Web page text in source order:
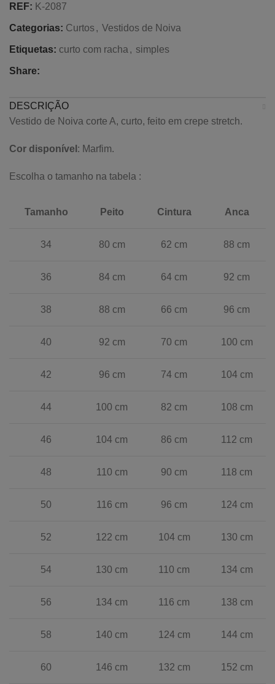
REF: K-2087
Categorias: Curtos, Vestidos de Noiva
Etiquetas: curto com racha , simples
Share:
DESCRIÇÃO
Vestido de Noiva corte A, curto, feito em crepe stretch.
Cor disponível : Marfim.
Escolha o tamanho na tabela :
Tamanho Peito Cintura Anca
34 80 cm 62 cm 88 cm
36 84 cm 64 cm 92 cm
38 88 cm 66 cm 96 cm
40 92 cm 70 cm 100 cm
42 96 cm 74 cm 104 cm
44 100 cm 82 cm 108 cm
46 104 cm 86 cm 112 cm
48 110 cm 90 cm 118 cm
50 116 cm 96 cm 124 cm
52 122 cm 104 cm 130 cm
54 130 cm 110 cm 134 cm
56 134 cm 116 cm 138 cm
58 140 cm 124 cm 144 cm
60 146 cm 132 cm 152 cm